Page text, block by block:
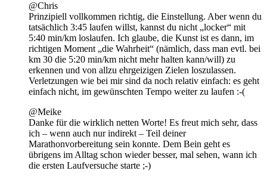
@Chris
Prinzipiell vollkommen richtig, die Einstellung. Aber wenn du
tatsächlich 3:45 laufen willst, kannst du nicht „locker“ mit
5:40 min/km loslaufen. Ich glaube, die Kunst ist es dann, im
richtigen Moment „die Wahrheit“ (nämlich, dass man evtl. bei
km 30 die 5:20 min/km nicht mehr halten kann/will) zu
erkennen und von allzu ehrgeizigen Zielen loszulassen.
Verletzungen wie bei mir sind da noch relativ einfach: es geht
einfach nicht, im gewünschten Tempo weiter zu laufen :-(
@Meike
Danke für die wirklich netten Worte! Es freut mich sehr, dass
ich – wenn auch nur indirekt – Teil deiner
Marathonvorbereitung sein konnte. Dem Bein geht es
übrigens im Alltag schon wieder besser, mal sehen, wann ich
die ersten Laufversuche starte ;-)